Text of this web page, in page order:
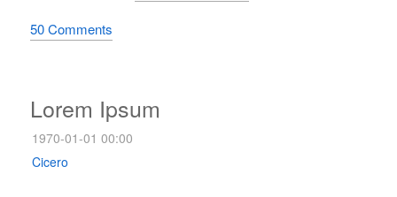
50 Comments
Lorem Ipsum
1970-01-01 00:00
Cicero